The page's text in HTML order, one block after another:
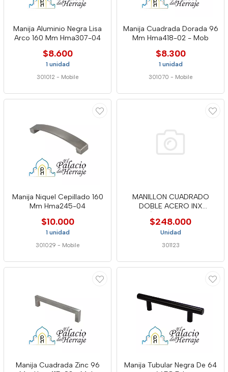
Manija Aluminio Negra Lisa
Arco 160 Mm Hma307-04
$8.600
1 unidad
301012 - Mobile
Manija Cuadrada Dorada 96
Mm Hma418-02 - Mob
$8.300
1 unidad
301070 - Mobile
Manija Niquel Cepillado 160
Mm Hma245-04
$10.000
1 unidad
301029 - Mobile
MANILLON CUADRADO
DOBLE ACERO INX
$248.000
Unidad
301123
Manija Cuadrada Zinc 96
Manija Tubular Negra De 64